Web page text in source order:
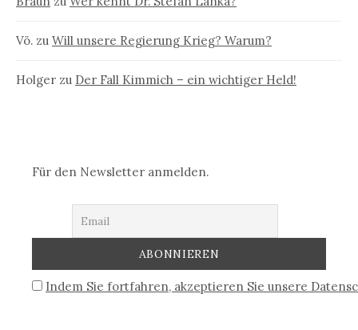
Vö. zu Will unsere Regierung Krieg? Warum?
Holger zu Der Fall Kimmich – ein wichtiger Held!
Für den Newsletter anmelden.
Indem Sie fortfahren, akzeptieren Sie unsere